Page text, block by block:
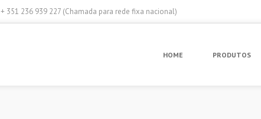
+ 351 236 939 227 (Chamada para rede fixa nacional)
HOME PRODUTOS